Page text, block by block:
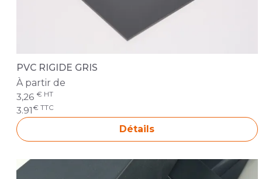
PVC RIGIDE GRIS
À partir de
3,26 € HT
3.91 € TTC
Détails